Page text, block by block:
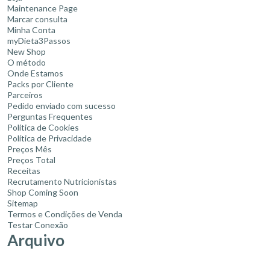
Maintenance Page
Marcar consulta
Minha Conta
myDieta3Passos
New Shop
O método
Onde Estamos
Packs por Cliente
Parceiros
Pedido enviado com sucesso
Perguntas Frequentes
Política de Cookies
Política de Privacidade
Preços Mês
Preços Total
Receitas
Recrutamento Nutricionistas
Shop Coming Soon
Sitemap
Termos e Condições de Venda
Testar Conexão
Arquivo